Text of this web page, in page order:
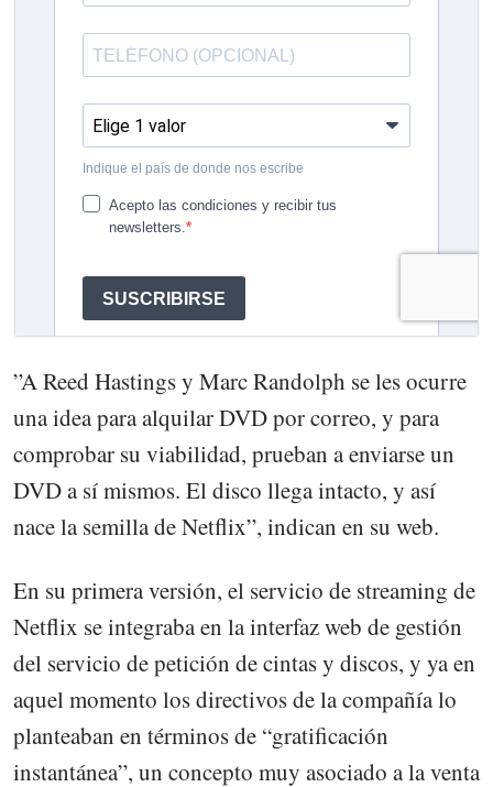
”A Reed Hastings y Marc Randolph se les ocurre
una idea para alquilar DVD por correo, y para
comprobar su viabilidad, prueban a enviarse un
DVD a sí mismos. El disco llega intacto, y así
nace la semilla de Netflix”, indican en su web.
En su primera versión, el servicio de streaming de
Netflix se integraba en la interfaz web de gestión
del servicio de petición de cintas y discos, y ya en
aquel momento los directivos de la compañía lo
planteaban en términos de “gratificación
instantánea”, un concepto muy asociado a la venta